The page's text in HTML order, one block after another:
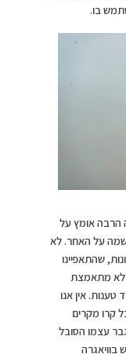
בו.
הרבה אומץ על
על האחר. לא
שהתאפיינו
לא מתאמצת
טענות. אין אנו
קרו מקרים
עצמו הסובל